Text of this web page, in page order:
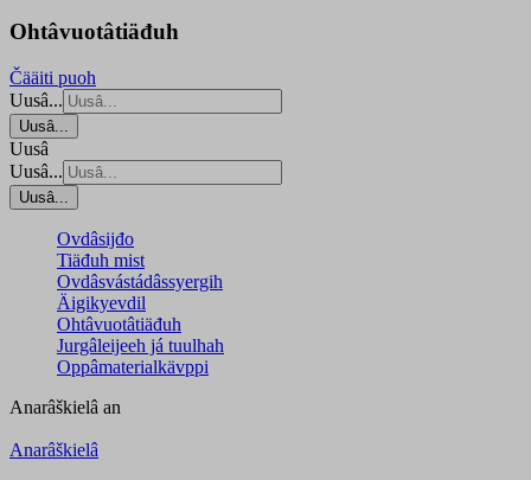
Ohtâvuotâtiäđuh
Čääiti puoh
Uusâ...
Uusâ...
Uusâ
Uusâ...
Uusâ...
Ovdâsijđo
Tiäđuh mist
Ovdâsvástádâssyergih
Äigikyevdil
Ohtâvuotâtiäđuh
Jurgâleijeeh já tuulhah
Oppâmaterialkävppi
Anarâškielâ an
Anarâškielâ